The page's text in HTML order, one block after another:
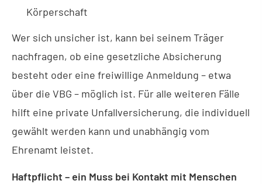
Körperschaft
Wer sich unsicher ist, kann bei seinem Träger
nachfragen, ob eine gesetzliche Absicherung
besteht oder eine freiwillige Anmeldung – etwa
über die VBG – möglich ist. Für alle weiteren Fälle
hilft eine private Unfall­ver­si­che­rung, die individuell
gewählt werden kann und unabhängig vom
Ehrenamt leistet.
Haft­pflicht – ein Muss bei Kontakt mit Menschen